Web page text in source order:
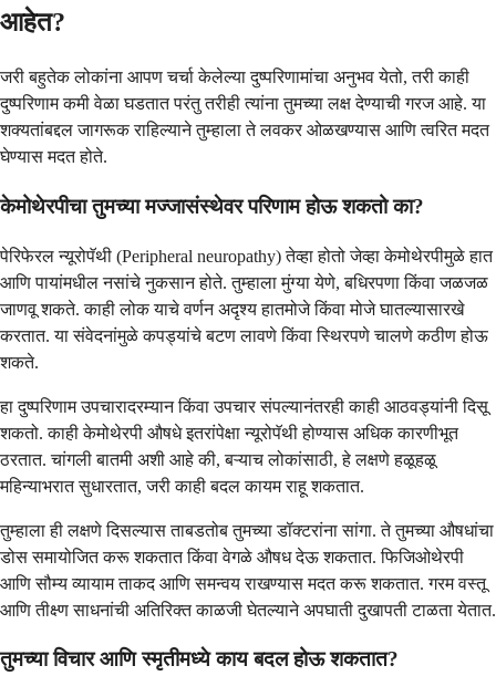
आहेत?
जरी बहुतेक लोकांना आपण चर्चा केलेल्या दुष्परिणामांचा अनुभव येतो, तरी काही
दुष्परिणाम कमी वेळा घडतात परंतु तरीही त्यांना तुमच्या लक्ष देण्याची गरज आहे. या
शक्यतांबद्दल जागरूक राहिल्याने तुम्हाला ते लवकर ओळखण्यास आणि त्वरित मदत
घेण्यास मदत होते.
केमोथेरपीचा तुमच्या मज्जासंस्थेवर परिणाम होऊ शकतो का?
पेरिफेरल न्यूरोपॅथी (Peripheral neuropathy) तेव्हा होतो जेव्हा केमोथेरपीमुळे हात
आणि पायांमधील नसांचे नुकसान होते. तुम्हाला मुंग्या येणे, बधिरपणा किंवा जळजळ
जाणवू शकते. काही लोक याचे वर्णन अदृश्य हातमोजे किंवा मोजे घातल्यासारखे
करतात. या संवेदनांमुळे कपड्यांचे बटण लावणे किंवा स्थिरपणे चालणे कठीण होऊ
शकते.
हा दुष्परिणाम उपचारादरम्यान किंवा उपचार संपल्यानंतरही काही आठवड्यांनी दिसू
शकतो. काही केमोथेरपी औषधे इतरांपेक्षा न्यूरोपॅथी होण्यास अधिक कारणीभूत
ठरतात. चांगली बातमी अशी आहे की, बऱ्याच लोकांसाठी, हे लक्षणे हळूहळू
महिन्याभरात सुधारतात, जरी काही बदल कायम राहू शकतात.
तुम्हाला ही लक्षणे दिसल्यास ताबडतोब तुमच्या डॉक्टरांना सांगा. ते तुमच्या औषधांचा
डोस समायोजित करू शकतात किंवा वेगळे औषध देऊ शकतात. फिजिओथेरपी
आणि सौम्य व्यायाम ताकद आणि समन्वय राखण्यास मदत करू शकतात. गरम वस्तू
आणि तीक्ष्ण साधनांची अतिरिक्त काळजी घेतल्याने अपघाती दुखापती टाळता येतात.
तुमच्या विचार आणि स्मृतीमध्ये काय बदल होऊ शकतात?